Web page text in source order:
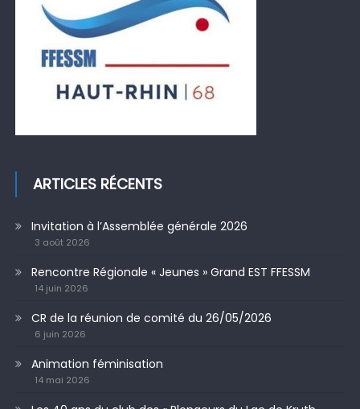
ARTICLES RÉCENTS
Invitation à l’Assemblée générale 2026
3 août 2026
Rencontre Régionale « Jeunes » Grand EST FFESSM
14 juin 2026
CR de la réunion de comité du 26/05/2026
6 juin 2026
Animation féminisation
14 mai 2026